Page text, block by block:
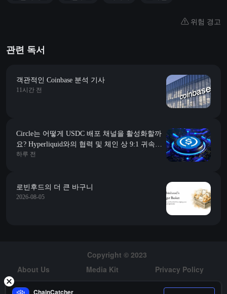
위험 경고
관련 독서
객관적인 Coinbase 분석 기사
11시간 전
Circle는 어떻게 USDC 배포 채널을 활성화할까
요? Hyperliquid와의 협력 및 체인 상 9:1 귀속에
대해 이야기해봅시다
하루 전
로빈후드의 더 큰 바구니
2026-08-05
Copyright © 2023
About Us
Media Kit
Privacy Policy
Risk Warning
Hiring
ChainCatcher